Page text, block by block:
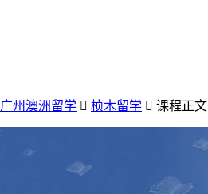
广州澳洲留学  桢木留学  课程正文